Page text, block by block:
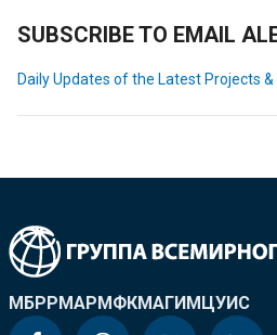
SUBSCRIBE TO EMAIL
Daily Updates of the Latest Projects
МБРРМАРМФКМАГИМЦУИС